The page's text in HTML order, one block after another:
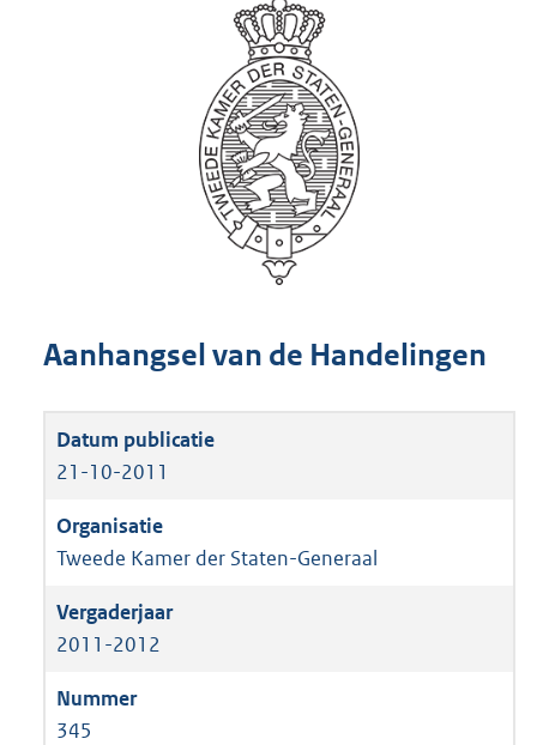
Aanhangsel van de Handelingen
21-10-2011
Tweede Kamer der Staten-Generaal
2011-2012
345